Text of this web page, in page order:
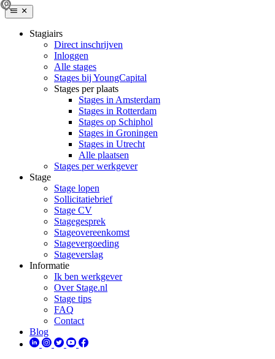
Stagiairs
Direct inschrijven
Inloggen
Alle stages
Stages bij YoungCapital
Stages per plaats
Stages in Amsterdam
Stages in Rotterdam
Stages op Schiphol
Stages in Groningen
Stages in Utrecht
Alle plaatsen
Stages per werkgever
Stage
Stage lopen
Sollicitatiebrief
Stage CV
Stagegesprek
Stageovereenkomst
Stagevergoeding
Stageverslag
Informatie
Ik ben werkgever
Over Stage.nl
Stage tips
FAQ
Contact
Blog